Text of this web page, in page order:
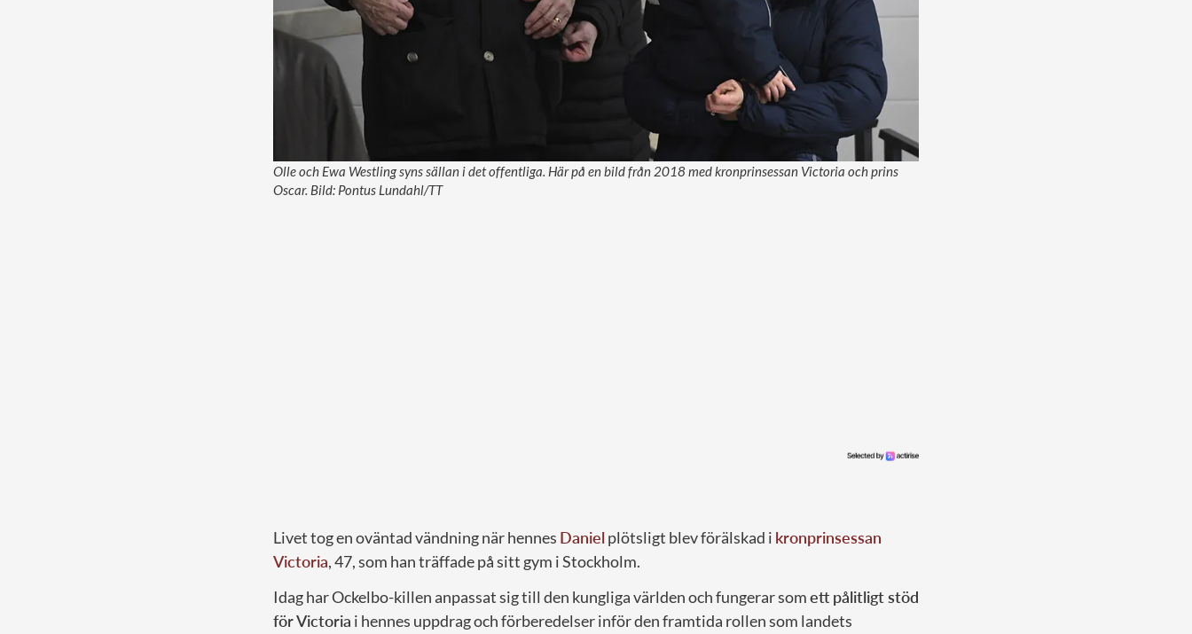
Olle och Ewa Westling syns sällan i det offentliga. Här på en bild från 2018 med kronprinsessan Victoria och prins
Oscar. Bild: Pontus Lundahl/TT
Livet tog en oväntad vändning när hennes Danielplötsligt blev förälskad i kronprinsessan
Victoria, 47, som han träffade på sitt gym i Stockholm.
Idag har Ockelbo-killen anpassat sig till den kungliga världen och fungerar somett pålitligt stöd
för Victoria i hennes uppdrag och förberedelser inför den framtida rollen som landets